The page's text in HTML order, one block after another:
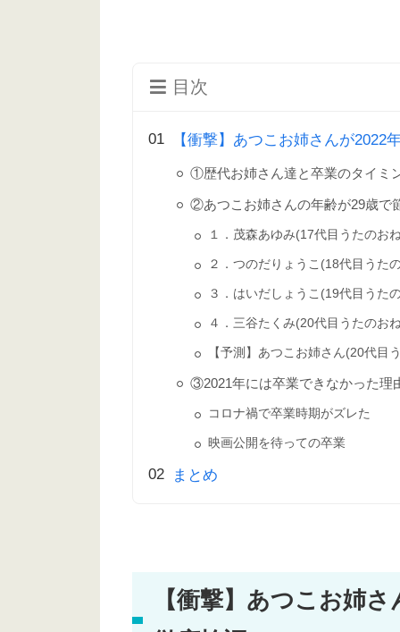
目次
【衝撃】あつこお姉さんが2022
①歴代お姉さん達と卒業のタイミ
②あつこお姉さんの年齢が29歳で
１．茂森あゆみ(17代目うたのお
２．つのだりょうこ(18代目うた
３．はいだしょうこ(19代目うた
４．三谷たくみ(20代目うたのお
【予測】あつこお姉さん(20代目
③2021年には卒業できなかった理
コロナ禍で卒業時期がズレた
映画公開を待っての卒業
まとめ
【衝撃】あつこお姉